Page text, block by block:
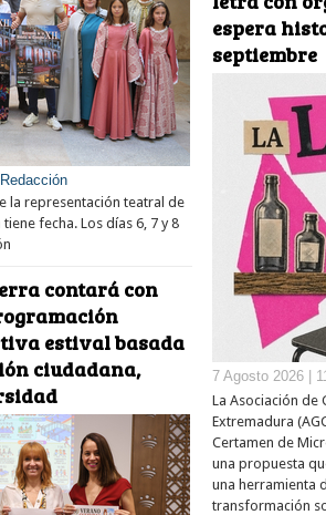
Redacción
la representación teatral de
fecha. Los días 6, 7 y 8
contará con
estival basada
ciudadana,
espera
septiembre
7 Agosto 2026 |
La Asociación de
Extremadura
Certamen de
una propuesta
una herramienta
transformación